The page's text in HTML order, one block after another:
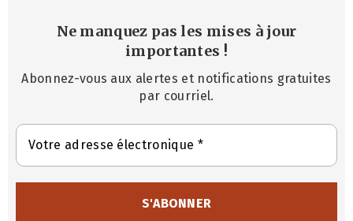
Ne manquez pas les mises à jour
importantes !
Abonnez-vous aux alertes et notifications gratuites
par courriel.